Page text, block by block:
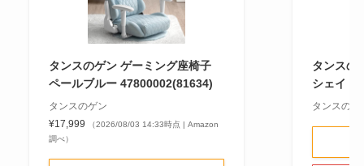
タンスのゲン ゲーミング座椅子
ペールブルー 47800002(81634)
タンスのゲン
¥17,999
（2026/08/03 14:33時点 | Amazon
調べ）
タンスの
シェイド
タンスのゲ